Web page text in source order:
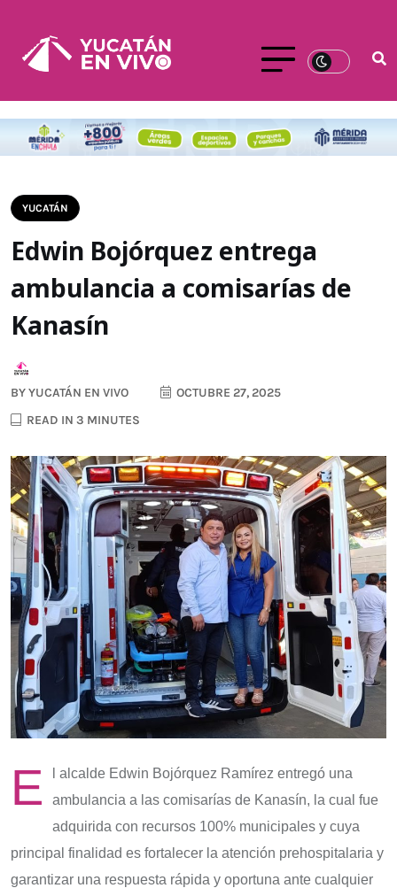
YUCATÁN
Edwin Bojórquez entrega
ambulancia a comisarías de
Kanasín
BYYUCATÁN EN VIVO
OCTUBRE 27, 2025
READ IN 3 MINUTES
E
l alcalde Edwin Bojórquez Ramírez entregó una
ambulancia a las comisarías de Kanasín, la cual fue
adquirida con recursos 100% municipales y cuya
principal finalidad es fortalecer la atención prehospitalaria y
garantizar una respuesta rápida y oportuna ante cualquier